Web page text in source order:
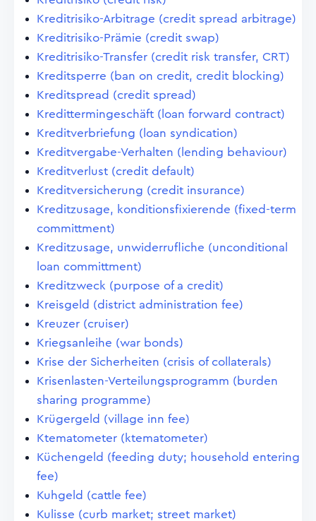
Kreditrisiko-Arbitrage (credit spread arbitrage)
Kreditrisiko-Prämie (credit swap)
Kreditrisiko-Transfer (credit risk transfer, CRT)
Kreditsperre (ban on credit, credit blocking)
Kreditspread (credit spread)
Kredittermingeschäft (loan forward contract)
Kreditverbriefung (loan syndication)
Kreditvergabe-Verhalten (lending behaviour)
Kreditverlust (credit default)
Kreditversicherung (credit insurance)
Kreditzusage, konditionsfixierende (fixed-term
committment)
Kreditzusage, unwiderrufliche (unconditional
loan committment)
Kreditzweck (purpose of a credit)
Kreisgeld (district administration fee)
Kreuzer (cruiser)
Kriegsanleihe (war bonds)
Krise der Sicherheiten (crisis of collaterals)
Krisenlasten-Verteilungsprogramm (burden
sharing programme)
Krügergeld (village inn fee)
Ktematometer (ktematometer)
Küchengeld (feeding duty; household entering
fee)
Kuhgeld (cattle fee)
Kulisse (curb market; street market)